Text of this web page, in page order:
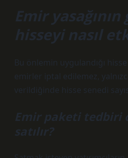
Emir
hisseyi nasıl
Bu önlemin uygulandığı
emirler iptal edilemez,
verildiğinde hisse senedi
Emir paketi tedbiri
satılır?